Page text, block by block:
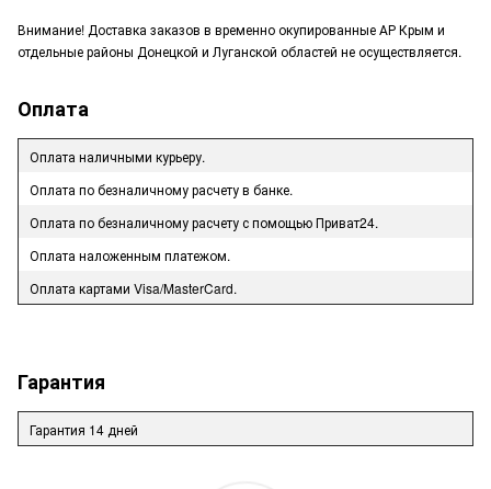
Внимание! Доставка заказов в временно окупированные АР Крым и
отдельные районы Донецкой и Луганской областей не осуществляется.
Оплата
Оплата наличными курьеру.
Оплата по безналичному расчету в банке.
Оплата по безналичному расчету с помощью Приват24.
Оплата наложенным платежом.
Оплата картами Visa/MasterCard.
Гарантия
Гарантия 14 дней